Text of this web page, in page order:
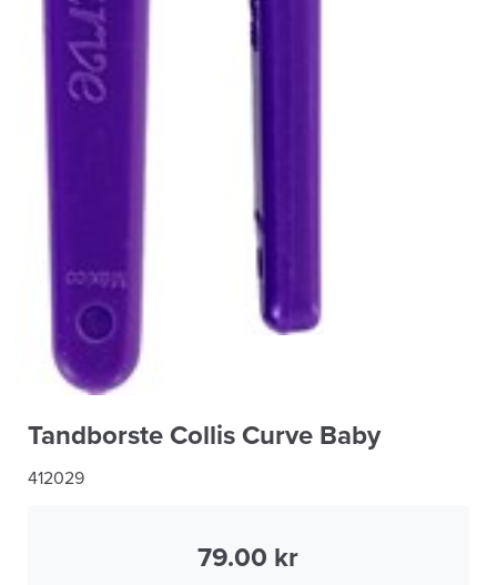
Tandborste Collis Curve Baby
412029
79.00